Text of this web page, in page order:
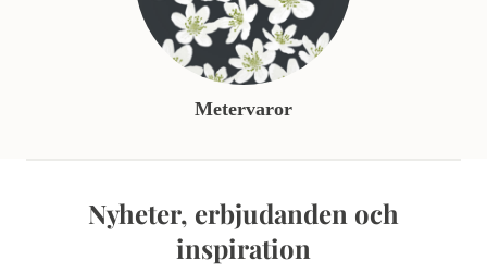
Metervaror
Nyheter, erbjudanden och
inspiration